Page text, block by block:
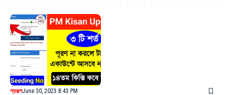
প্রকল্পJune 30, 2023 8:43 PM